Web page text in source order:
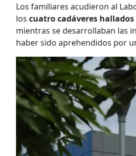
Los familiares acudieron al
los cuatro cadáveres
mientras se desarrollaban las
haber sido aprehendidos por